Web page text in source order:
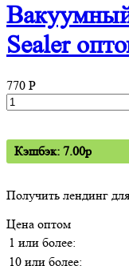
Sealer
770 P
Кэшбэк: 7.00p
Получить лендинг
Цена оптом
1 или более:
10 или более: